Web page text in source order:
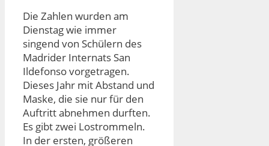
Die Zahlen wurden am
Dienstag wie immer
singend von Schülern des
Madrider Internats San
Ildefonso vorgetragen.
Dieses Jahr mit Abstand und
Maske, die sie nur für den
Auftritt abnehmen durften.
Es gibt zwei Lostrommeln.
In der ersten, größeren